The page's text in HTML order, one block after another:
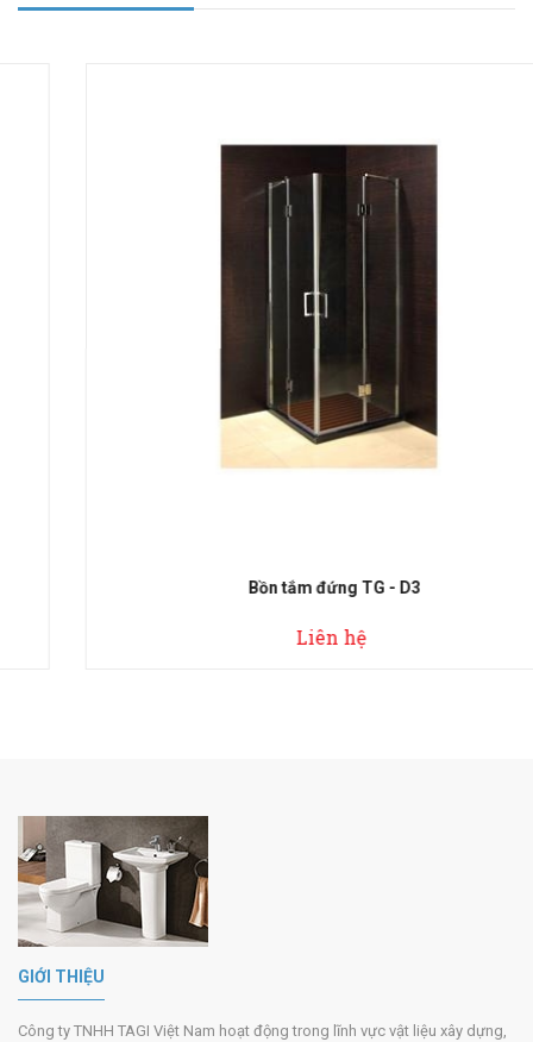
Bồn tắm đứng TG - D3
Liên hệ
GIỚI THIỆU
Công ty TNHH TAGI Việt Nam hoạt động trong lĩnh vực vật liệu xây dựng,